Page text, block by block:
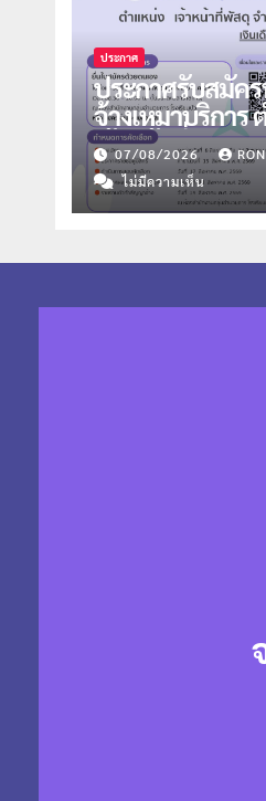
ประกาศ
ประกาศรับสมัค
จ้างเหมาบริการ
เจ้าหน้าที่พัสดุ จ
อัตรา
07/08/2026
ไม่มีความเห็น